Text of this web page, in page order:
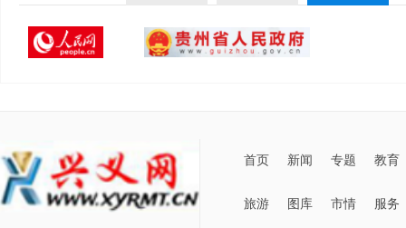
首页 新闻 专题 教育
旅游 图库 市情 服务